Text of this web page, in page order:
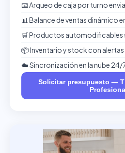
📧 Arqueo de caja por turno
📊 Balance de ventas dinámico
🛒 Productos automodificables
📦 Inventario y stock con
☁️ Sincronización en la nube 24/
Solicitar presupuesto —